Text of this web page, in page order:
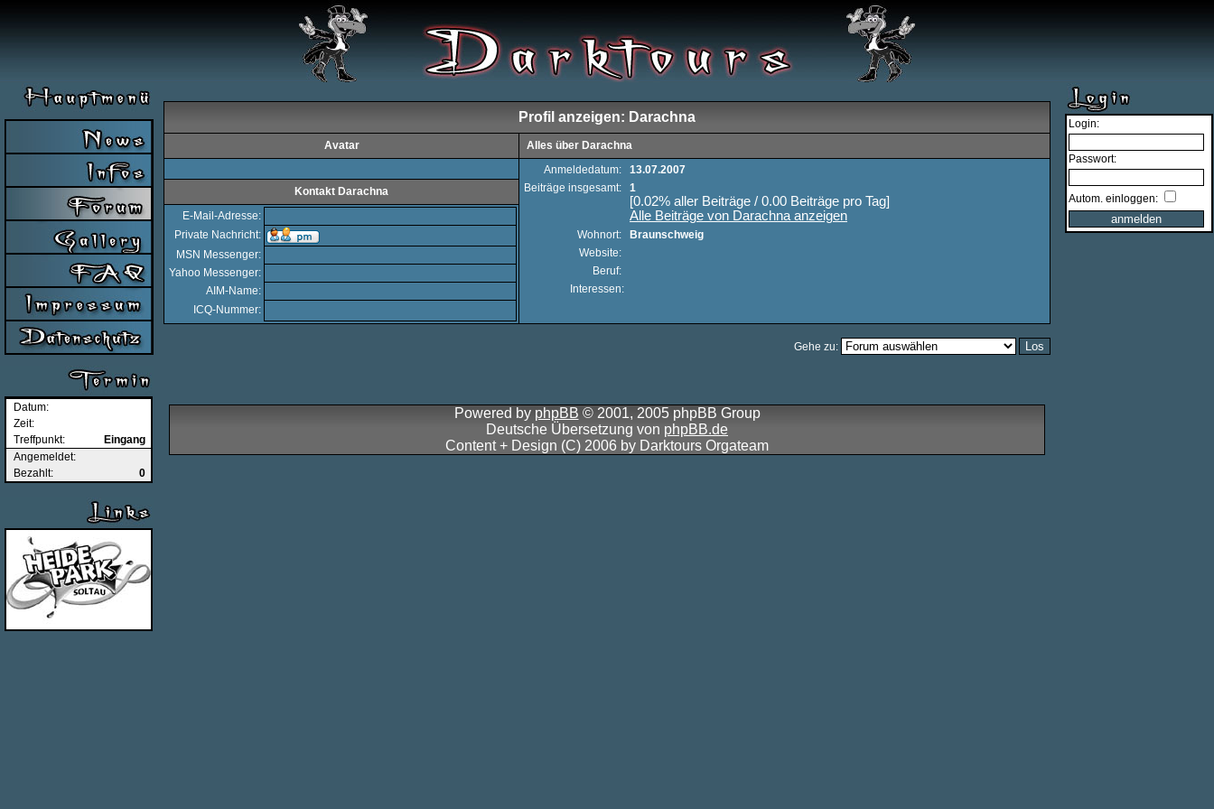
Datum:
Zeit:
Treffpunkt:
Eingang
Angemeldet:
Bezahlt:
0
Login:
Passwort:
Autom. einloggen:
Profil anzeigen: Darachna
Avatar
Alles über Darachna
Anmeldedatum:
13.07.2007
Beiträge insgesamt:
1
[0.02% aller Beiträge / 0.00 Beiträge pro Tag]
Alle Beiträge von Darachna anzeigen
Wohnort:
Braunschweig
Website:
Beruf:
Interessen:
Kontakt Darachna
E-Mail-Adresse:
Private Nachricht:
MSN Messenger:
Yahoo Messenger:
AIM-Name:
ICQ-Nummer:
Gehe zu:
Powered by phpBB © 2001, 2005 phpBB Group
Deutsche Übersetzung von phpBB.de
Content + Design (C) 2006 by Darktours Orgateam